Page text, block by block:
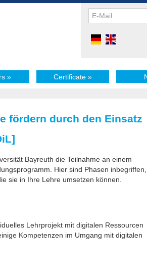
» Certificate »
fördern durch den Einsatz
Bayreuth die Teilnahme an einem
Hier sind Phasen inbegriffen,
sie in Ihre Lehre umsetzen können.
Lehrprojekt mit digitalen Ressourcen
Kompetenzen im Umgang mit digitalen